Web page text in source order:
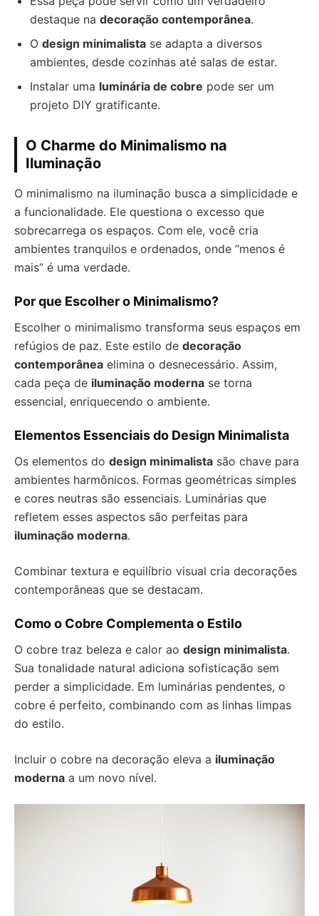
destaque na decoração contemporânea.
O design minimalista se adapta a diversos
ambientes, desde cozinhas até salas de estar.
Instalar uma luminária de cobre pode ser um
projeto DIY gratificante.
O Charme do Minimalismo na
Iluminação
O minimalismo na iluminação busca a simplicidade e
a funcionalidade. Ele questiona o excesso que
sobrecarrega os espaços. Com ele, você cria
ambientes tranquilos e ordenados, onde “menos é
mais” é uma verdade.
Por que Escolher o Minimalismo?
Escolher o minimalismo transforma seus espaços em
refúgios de paz. Este estilo de decoração
contemporânea elimina o desnecessário. Assim,
cada peça de iluminação moderna se torna
essencial, enriquecendo o ambiente.
Elementos Essenciais do Design Minimalista
Os elementos do design minimalista são chave para
ambientes harmônicos. Formas geométricas simples
e cores neutras são essenciais. Luminárias que
refletem esses aspectos são perfeitas para
iluminação moderna.
Combinar textura e equilíbrio visual cria decorações
contemporâneas que se destacam.
Como o Cobre Complementa o Estilo
O cobre traz beleza e calor ao design minimalista.
Sua tonalidade natural adiciona sofisticação sem
perder a simplicidade. Em luminárias pendentes, o
cobre é perfeito, combinando com as linhas limpas
do estilo.
Incluir o cobre na decoração eleva a iluminação
moderna a um novo nível.